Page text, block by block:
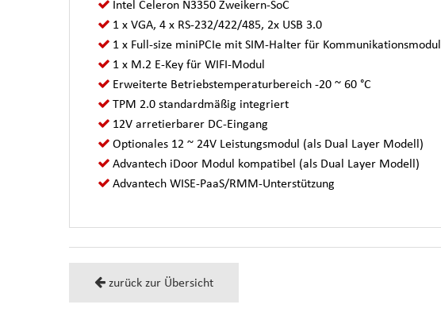
Intel Celeron N3350 Zweikern-SoC
1 x VGA, 4 x RS-232/422/485, 2x USB 3.0
1 x Full-size miniPCIe mit SIM-Halter für Kommunikationsmodul
1 x M.2 E-Key für WIFI-Modul
Erweiterte Betriebstemperaturbereich -20 ~ 60 °C
TPM 2.0 standardmäßig integriert
12V arretierbarer DC-Eingang
Optionales 12 ~ 24V Leistungsmodul (als Dual Layer Modell)
Advantech iDoor Modul kompatibel (als Dual Layer Modell)
Advantech WISE-PaaS/RMM-Unterstützung
zurück zur Übersicht